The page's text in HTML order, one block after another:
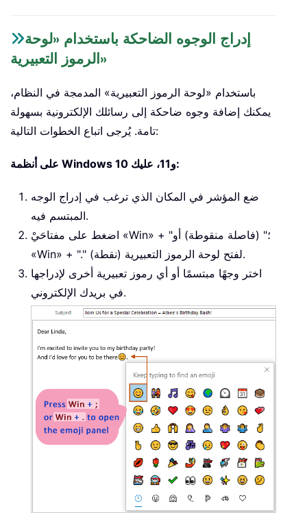
إدراج الوجوه الضاحكة باستخدام «لوحة
الرموز التعبيرية»
باستخدام «لوحة الرموز التعبيرية» المدمجة في النظام،
يمكنك إضافة وجوه ضاحكة إلى رسائلك الإلكترونية بسهولة
تامة. يُرجى اتباع الخطوات التالية:
على أنظمة Windows 10 و11، عليك:
ضع المؤشر في المكان الذي ترغب في إدراج الوجه
المبتسم فيه.
اضغط على مفتاحَيْ «Win» + "؛" (فاصلة منقوطة) أو
«Win» + "." (نقطة) لفتح لوحة الرموز التعبيرية.
اختر وجهًا مبتسمًا أو أي رموز تعبيرية أخرى لإدراجها
في بريدك الإلكتروني.